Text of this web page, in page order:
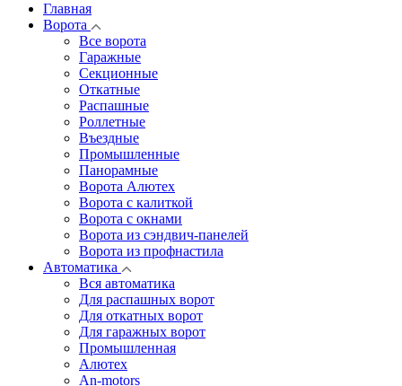
Главная
Ворота
Все ворота
Гаражные
Секционные
Откатные
Распашные
Роллетные
Въездные
Промышленные
Панорамные
Ворота Алютех
Ворота с калиткой
Ворота c окнами
Ворота из сэндвич-панелей
Ворота из профнастила
Автоматика
Вся автоматика
Для распашных ворот
Для откатных ворот
Для гаражных ворот
Промышленная
Алютех
An-motors